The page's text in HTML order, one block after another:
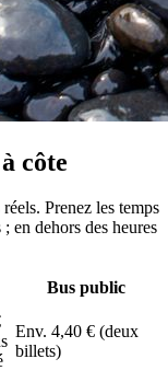
côte
Prenez les temps
en dehors des heures
Bus public
Env. 4,40 € (deux
billets)